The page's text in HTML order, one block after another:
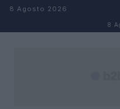
Salta al contenuto
8 Agosto 2026
8